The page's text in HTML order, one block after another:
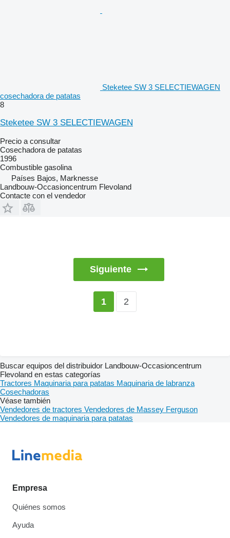
Steketee SW 3 SELECTIEWAGEN
cosechadora de patatas
8
Steketee SW 3 SELECTIEWAGEN
Precio a consultar
Cosechadora de patatas
1996
Combustible gasolina
Países Bajos, Marknesse
Landbouw-Occasioncentrum Flevoland
Contacte con el vendedor
Siguiente
1 2
Buscar equipos del distribuidor Landbouw-Occasioncentrum
Flevoland en estas categorías
Tractores Maquinaria para patatas Maquinaria de labranza
Cosechadoras
Véase también
Vendedores de tractores Vendedores de Massey Ferguson
Vendedores de maquinaria para patatas
Empresa
Quiénes somos
Ayuda